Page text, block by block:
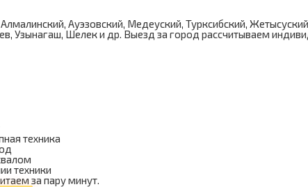
Ауэзовский, Медеуский, Турксибский,
Узынагаш, Шелек и др. Выезд за город рассчитываем
техника
техники
за пару минут.